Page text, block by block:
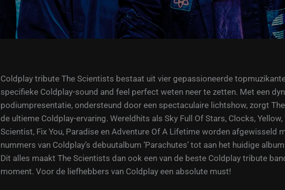
Coldplay tribute The Scientists bestaat uit vier gepassioneerde
specifieke Coldplay-sound and feel perfect weten neer te zetten. Met een
podiumpresentatie, ondersteund door een spectaculaire lichtshow, zorgt
de ultieme Coldplay-ervaring. Wereldhits als Sky Full Of Stars, Clocks, Yellow,
Scientist, Fix You, Paradise en Adventure Of A Lifetime worden afgewisseld
nummers van Coldplay’s debuutalbum ‘Parachutes’ tot aan het huidige album
Dit alles maakt The Scientists dan ook een van de beste Coldplay tribute
moment. Voor de liefhebbers van Coldplay een absolute must!